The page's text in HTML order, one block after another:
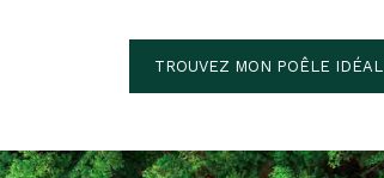
TROUVEZ MON POÊLE IDÉAL